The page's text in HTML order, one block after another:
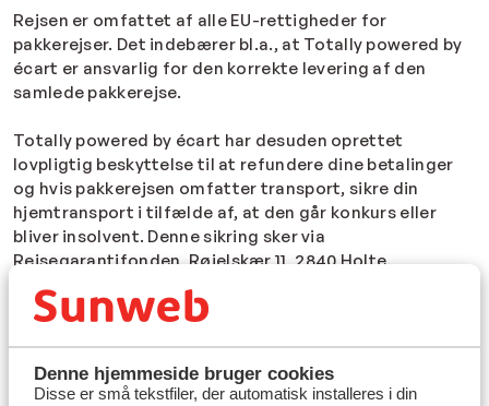
Denne hjemmeside bruger cookies
Disse er små tekstfiler, der automatisk installeres i din
Rejsen er omfattet af alle EU-rettigheder for
pakkerejser. Det indebærer bl.a., at Totally powered by
écart er ansvarlig for den korrekte levering af den
samlede pakkerejse.
Totally powered by écart har desuden oprettet
lovpligtig beskyttelse til at refundere dine betalinger
og hvis pakkerejsen omfatter transport, sikre din
hjemtransport i tilfælde af, at den går konkurs eller
bliver insolvent. Denne sikring sker via
Rejsegarantifonden, Røjelskær 11, 2840 Holte.
For rejsen gælder nedenstående bestemmelser. Vi
booking hos Totally powered by écart.
Se mere